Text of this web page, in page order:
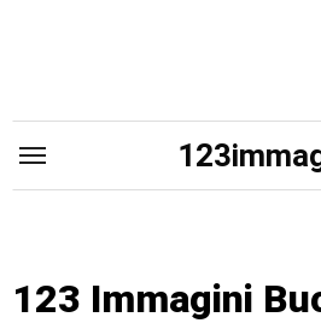
123 Immagini